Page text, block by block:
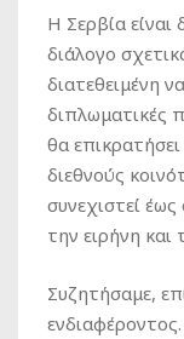
Η Σερβία είναι
διάλογο
διατεθειμένη
διπλωματικές
θα
διεθνούς
συνεχιστεί
την ειρήνη
Συζητήσαμε,